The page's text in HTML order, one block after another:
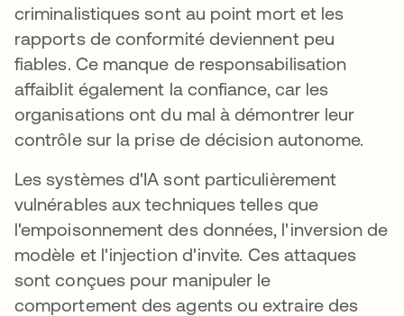
criminalistiques sont au point mort et les
rapports de conformité deviennent peu
fiables. Ce manque de responsabilisation
affaiblit également la confiance, car les
organisations ont du mal à démontrer leur
contrôle sur la prise de décision autonome.
Les systèmes d'IA sont particulièrement
vulnérables aux techniques telles que
l'empoisonnement des données, l'inversion de
modèle et l'injection d'invite. Ces attaques
sont conçues pour manipuler le
comportement des agents ou extraire des